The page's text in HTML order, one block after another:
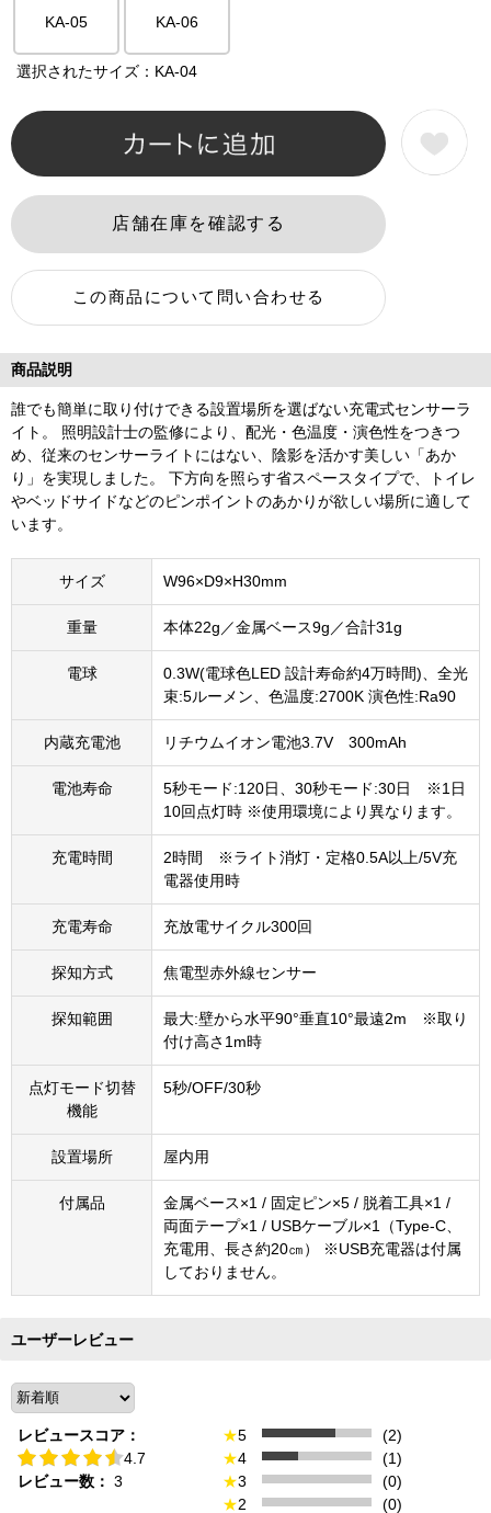
KA-05 KA-06
選択されたサイズ：KA-04
商品説明
誰でも簡単に取り付けできる設置場所を選ばない充電式センサーラ
イト。 照明設計士の監修により、配光・色温度・演色性をつきつ
め、従来のセンサーライトにはない、陰影を活かす美しい「あか
り」を実現しました。 下方向を照らす省スペースタイプで、トイレ
やベッドサイドなどのピンポイントのあかりが欲しい場所に適して
います。
サイズ W96×D9×H30mm
重量 本体22g／金属ベース9g／合計31g
電球
0.3W(電球色LED 設計寿命約4万時間)、全光
束:5ルーメン、色温度:2700K 演色性:Ra90
内蔵充電池 リチウムイオン電池3.7V 300mAh
電池寿命
5秒モード:120日、30秒モード:30日 ※1日
10回点灯時 ※使用環境により異なります。
充電時間
2時間 ※ライト消灯・定格0.5A以上/5V充
電器使用時
充電寿命 充放電サイクル300回
探知方式 焦電型赤外線センサー
探知範囲
最大:壁から水平90°垂直10°最遠2m ※取り
付け高さ1m時
点灯モード切替
機能
5秒/OFF/30秒
設置場所 屋内用
付属品
金属ベース×1 / 固定ピン×5 / 脱着工具×1 /
両面テープ×1 / USBケーブル×1（Type-C、
充電用、長さ約20㎝） ※USB充電器は付属
しておりません。
ユーザーレビュー
レビュースコア：
4.7
レビュー数： 3
★5
(2)
★4
(1)
★3
(0)
★2 (0)